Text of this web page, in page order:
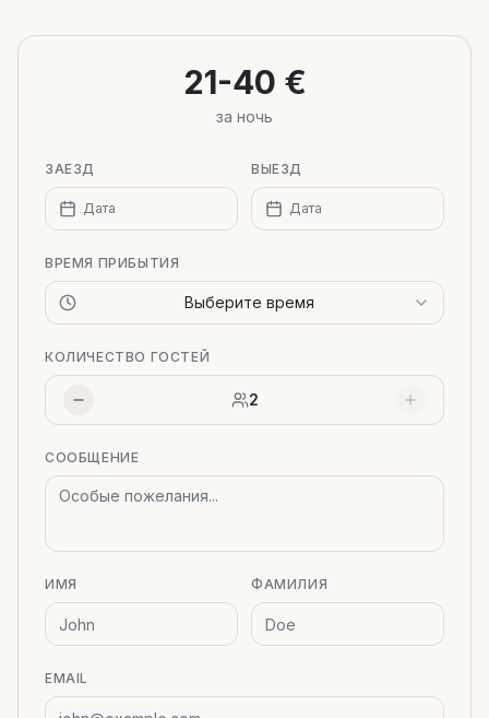
−
21-40 €
за ночь
ЗАЕЗД
Дата
ВЫЕЗД
Дата
ВРЕМЯ ПРИБЫТИЯ
Выберите время
КОЛИЧЕСТВО ГОСТЕЙ
2
СООБЩЕНИЕ
ИМЯ ФАМИЛИЯ
EMAIL